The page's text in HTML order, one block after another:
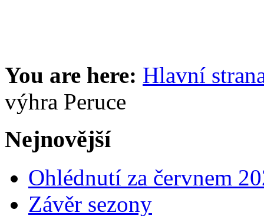
You are here: Hlavní
výhra Peruce
Nejnovější
Ohlédnutí za červnem
Závěr sezony